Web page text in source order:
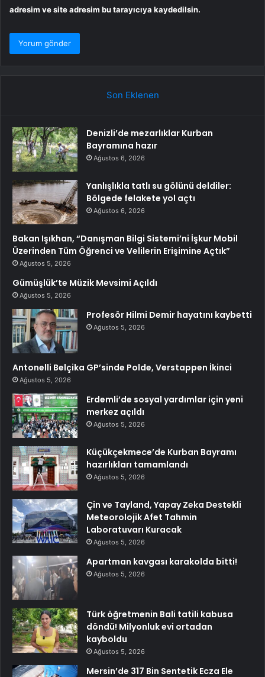
adresim ve site adresim bu tarayıcıya kaydedilsin.
Son Eklenen
Denizli’de mezarlıklar Kurban
Bayramına hazır
Ağustos 6, 2026
Yanlışlıkla tatlı su gölünü deldiler:
Bölgede felakete yol açtı
Ağustos 6, 2026
Bakan Işıkhan, “Danışman Bilgi Sistemi’ni İşkur Mobil
Üzerinden Tüm Öğrenci ve Velilerin Erişimine Açtık”
Ağustos 5, 2026
Gümüşlük’te Müzik Mevsimi Açıldı
Ağustos 5, 2026
Profesör Hilmi Demir hayatını kaybetti
Ağustos 5, 2026
Antonelli Belçika GP’sinde Polde, Verstappen İkinci
Ağustos 5, 2026
Erdemli’de sosyal yardımlar için yeni
merkez açıldı
Ağustos 5, 2026
Küçükçekmece’de Kurban Bayramı
hazırlıkları tamamlandı
Ağustos 5, 2026
Çin ve Tayland, Yapay Zeka Destekli
Meteorolojik Afet Tahmin
Laboratuvarı Kuracak
Ağustos 5, 2026
Apartman kavgası karakolda bitti!
Ağustos 5, 2026
Türk öğretmenin Bali tatili kabusa
döndü! Milyonluk evi ortadan
kayboldu
Ağustos 5, 2026
Mersin’de 317 Bin Sentetik Ecza Ele